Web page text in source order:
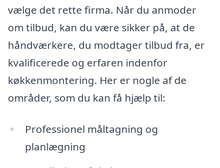
vælge det rette firma. Når du anmoder
om tilbud, kan du være sikker på, at de
håndværkere, du modtager tilbud fra, er
kvalificerede og erfaren indenfor
køkkenmontering. Her er nogle af de
områder, som du kan få hjælp til:
Professionel måltagning og
planlægning